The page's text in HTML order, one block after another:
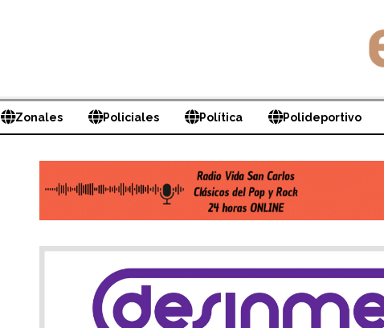
Zonales Policiales Política Polideportivo